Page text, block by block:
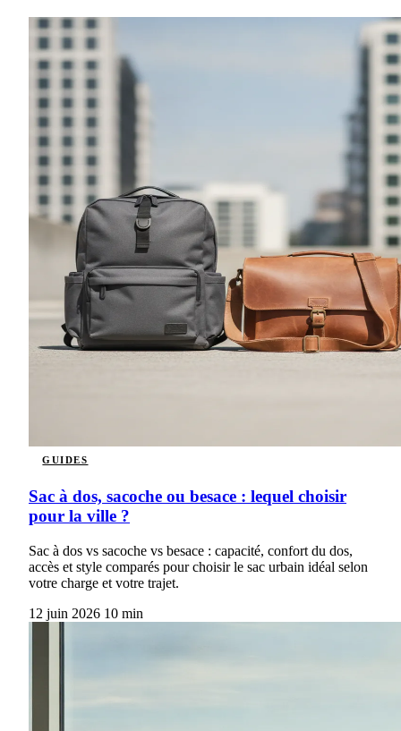
GUIDES
Sac à dos, sacoche ou besace : lequel choisir
pour la ville ?
Sac à dos vs sacoche vs besace : capacité, confort du dos,
accès et style comparés pour choisir le sac urbain idéal selon
votre charge et votre trajet.
12 juin 2026 10 min